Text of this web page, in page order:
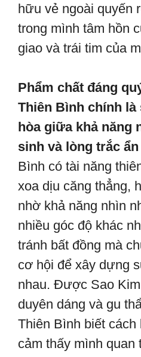
hữu vẻ ngoài quyến
trong mình tâm hồn
giao và trái tim của
Phẩm chất đáng
Thiên Bình chính
hòa giữa khả năng
sinh và lòng trắc
Bình có tài năng
xoa dịu căng thẳng,
nhờ khả năng nhìn
nhiều góc độ khác
tránh bất đồng mà
cơ hội để xây dựng
nhau. Được Sao
duyên dáng và gu
Thiên Bình biết
cảm thấy mình